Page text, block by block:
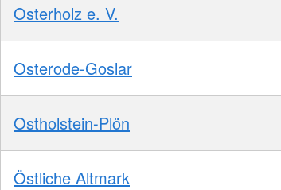
Osterholz e. V.
Osterode-Goslar
Ostholstein-Plön
Östliche Altmark